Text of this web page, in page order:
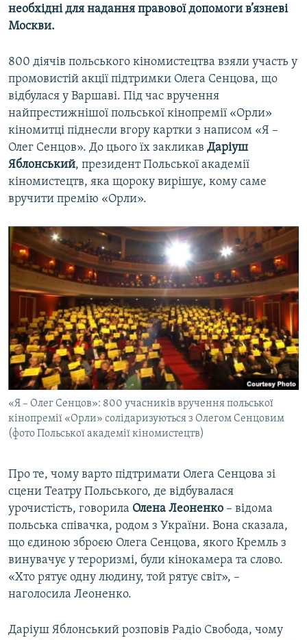
необхідні для надання правової допомоги в’язневі
Москви.
800 діячів польського кіномистецтва взяли участь у
промовистій акції підтримки Олега Сенцова, що
відбулася у Варшаві. Під час вручення
найпрестижнішої польської кінопремії «Орли»
кіномитці піднесли вгору картки з написом «Я –
Олег Сенцов». До цього їх закликав Даріуш
Яблонський, президент Польської академії
кіномистецтв, яка щороку вирішує, кому саме
вручити премію «Орли».
«Я – Олег Сенцов»: 800 учасників вручення польської
кінопремії «Орли» солідаризуються з Олегом Сенцовим
(фото Польської академії кіномистецтв)
Про те, чому варто підтримати Олега Сенцова зі
сцени Театру Польського, де відбувалася
урочистість, говорила Олена Леоненко – відома
польська співачка, родом з України. Вона сказала,
що єдиною зброєю Олега Сенцова, якого Кремль з
винувачує у тероризмі, були кінокамера та слово.
«Хто рятує одну людину, той рятує світ», –
наголосила Леоненко.
Даріуш Яблонський розповів Радіо Свобода, чому